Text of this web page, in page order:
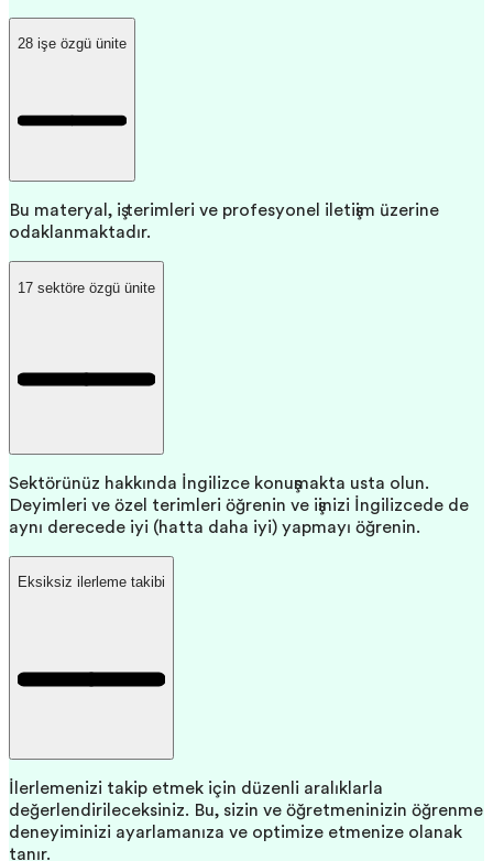
28 işe özgü ünite
Bu materyal, iş terimleri ve profesyonel iletişim üzerine
odaklanmaktadır.
17 sektöre özgü ünite
Sektörünüz hakkında İngilizce konuşmakta usta olun.
Deyimleri ve özel terimleri öğrenin ve işinizi İngilizcede de
aynı derecede iyi (hatta daha iyi) yapmayı öğrenin.
Eksiksiz ilerleme takibi
İlerlemenizi takip etmek için düzenli aralıklarla
değerlendirileceksiniz. Bu, sizin ve öğretmeninizin öğrenme
deneyiminizi ayarlamanıza ve optimize etmenize olanak
tanır.